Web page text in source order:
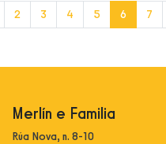
2 3 4 5 6 (current)
7
Merlín e Familia
Rúa Nova, n. 8-10